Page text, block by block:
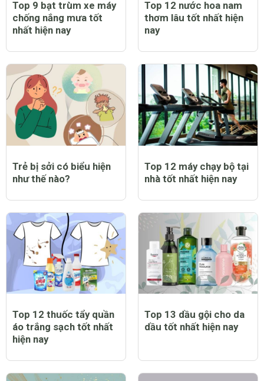
Top 9 bạt trùm xe máy
chống nắng mưa tốt
nhất hiện nay
Top 12 nước hoa nam
thơm lâu tốt nhất hiện
nay
Trẻ bị sởi có biểu hiện
như thế nào?
Top 12 máy chạy bộ tại
nhà tốt nhất hiện nay
Top 12 thuốc tẩy quần
áo trắng sạch tốt nhất
hiện nay
Top 13 dầu gội cho da
dầu tốt nhất hiện nay